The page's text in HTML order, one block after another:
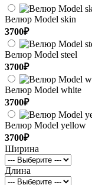
Велюр Model skin
3700₽
Велюр Model steel
3700₽
Велюр Model white
3700₽
Велюр Model yellow
3700₽
Ширина
Длина